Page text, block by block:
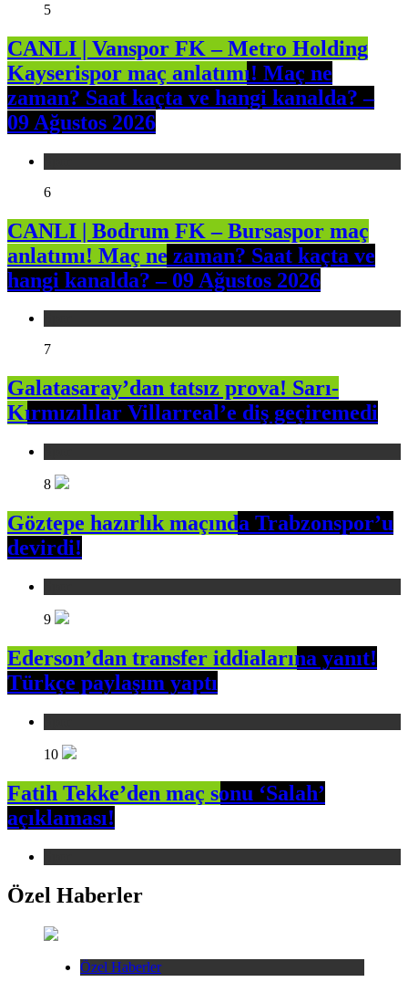
5
CANLI | Vanspor FK – Metro Holding
Kayserispor maç anlatımı! Maç ne
zaman? Saat kaçta ve hangi kanalda? –
09 Ağustos 2026
6
CANLI | Bodrum FK – Bursaspor maç
anlatımı! Maç ne zaman? Saat kaçta ve
hangi kanalda? – 09 Ağustos 2026
7
Galatasaray’dan tatsız prova! Sarı-
Kırmızılılar Villarreal’e diş geçiremedi
8
Göztepe hazırlık maçında Trabzonspor’u
devirdi!
9
Ederson’dan transfer iddialarına yanıt!
Türkçe paylaşım yaptı
10
Fatih Tekke’den maç sonu ‘Salah’
açıklaması!
Özel Haberler
Özel Haberler